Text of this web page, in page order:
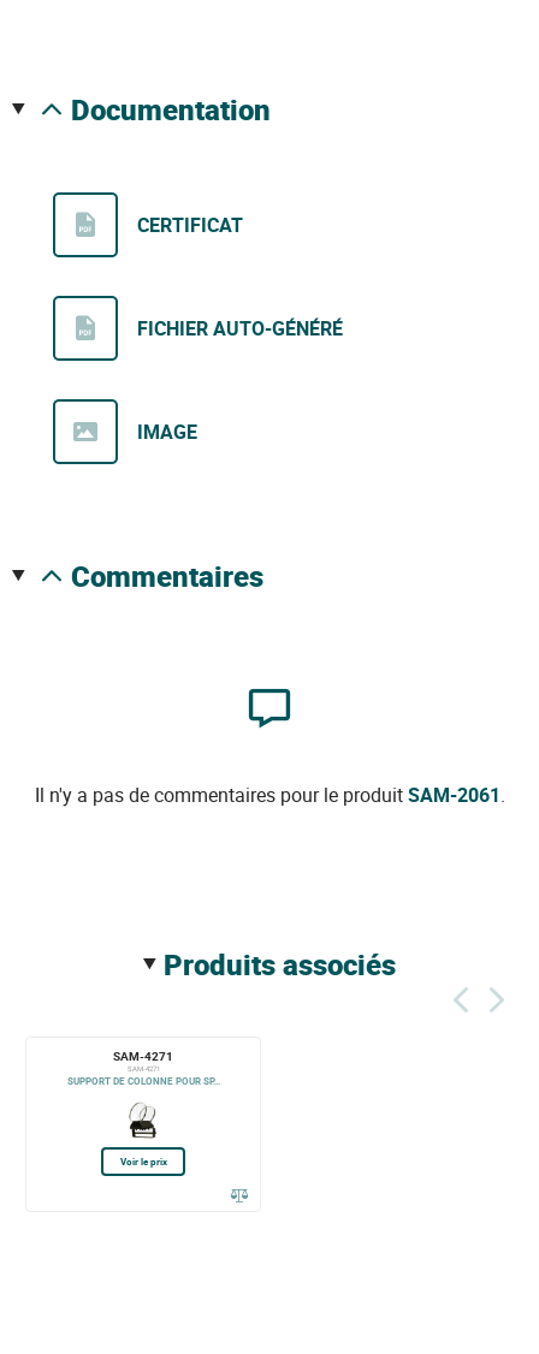
documentation
CERTIFICAT
FICHIER AUTO-GÉNÉRÉ
IMAGE
commentaires
Il n'y a pas de commentaires pour le produitSAM-2061.
produits associés
SAM-4271
SAM-4271
SUPPORT DE COLONNE POUR SP...
Voir le prix